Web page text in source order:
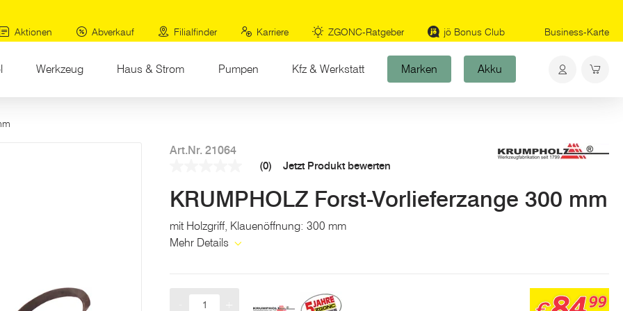
Aktionen
Abverkauf Filialfinder Karriere ZGONC-Ratgeber jö Bonus Club Business-Karte
Werkzeug Haus & Strom Pumpen Kfz & Werkstatt Marken Akku
Art.Nr. 21064
Link
auf
Seite.
(0) Jetzt Produkt bewerten
KRUMPHOLZ Forst-Vorlieferzange 300 mm
mit Holzgriff, Klauenöffnung: 300 mm
Mehr Details
99